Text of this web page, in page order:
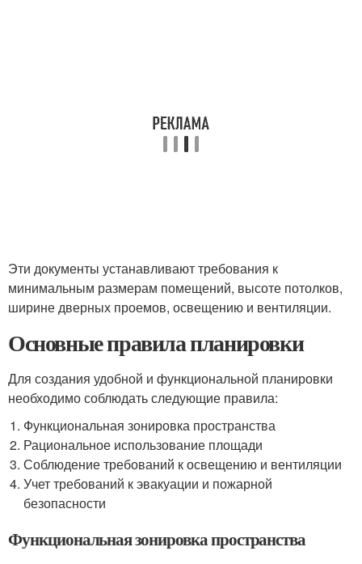
Эти документы устанавливают требования к
минимальным размерам помещений, высоте потолков,
ширине дверных проемов, освещению и вентиляции.
Основные правила планировки
Для создания удобной и функциональной планировки
необходимо соблюдать следующие правила:
Функциональная зонировка пространства
Рациональное использование площади
Соблюдение требований к освещению и вентиляции
Учет требований к эвакуации и пожарной
безопасности
Функциональная зонировка пространства